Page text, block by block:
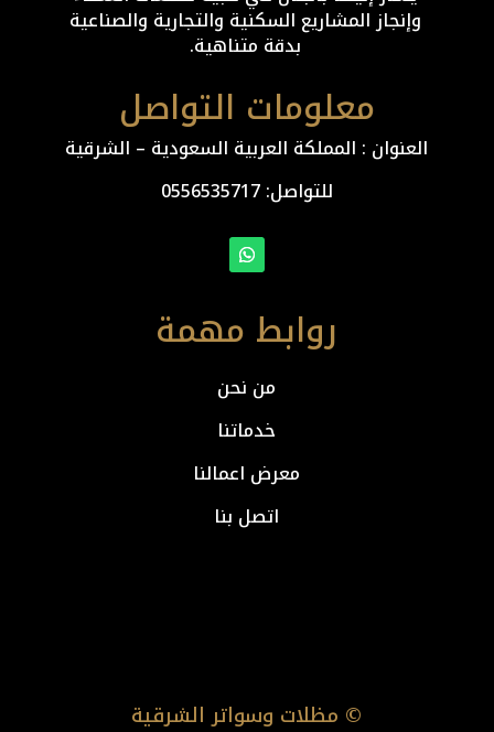
وإنجاز المشاريع السكنية والتجارية والصناعية
بدقة متناهية.
معلومات التواصل
العنوان : المملكة العربية السعودية – الشرقية
للتواصل: ⁦0556535717
روابط مهمة
من نحن
خدماتنا
معرض اعمالنا
اتصل بنا
© مظلات وسواتر الشرقية